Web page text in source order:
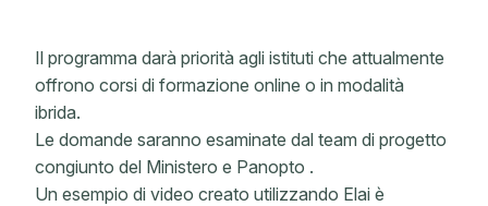
Il programma darà priorità agli istituti che attualmente
offrono corsi di formazione online o in modalità
ibrida.
Le domande saranno esaminate dal team di progetto
congiunto del Ministero e Panopto .
Un esempio di video creato utilizzando Elai è